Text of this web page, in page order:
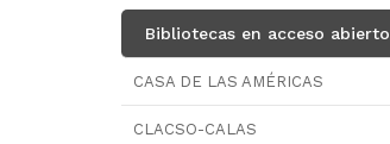
Bibliotecas en acceso abierto
CASA DE LAS AMÉRICAS
CLACSO-CALAS